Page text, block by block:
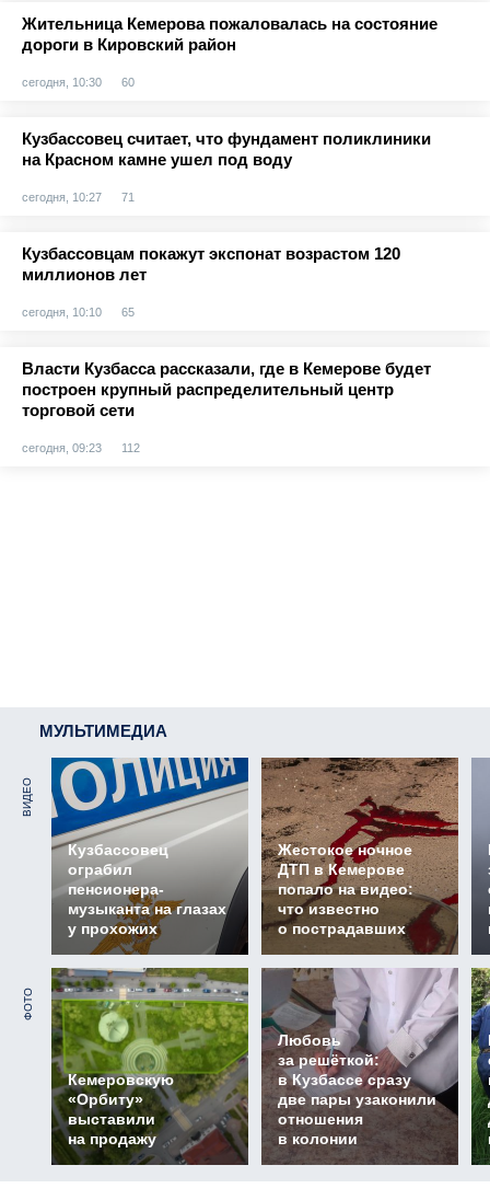
Жительница Кемерова пожаловалась на состояние
дороги в Кировский район
сегодня, 10:30 60
Кузбассовец считает, что фундамент поликлиники
на Красном камне ушел под воду
сегодня, 10:27 71
Кузбассовцам покажут экспонат возрастом 120
миллионов лет
сегодня, 10:10 65
Власти Кузбасса рассказали, где в Кемерове будет
построен крупный распределительный центр
торговой сети
сегодня, 09:23 112
МУЛЬТИМЕДИА
ВИДЕО
Кузбассовец
ограбил
пенсионера-
музыканта на глазах
у прохожих
Жестокое ночное
ДТП в Кемерове
попало на видео:
что известно
о пострадавших
ФОТО
Кемеровскую
«Орбиту»
выставили
на продажу
Любовь
за решёткой:
в Кузбассе сразу
две пары узаконили
отношения
в колонии